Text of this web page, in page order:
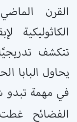
القرن
الكاثوليكية
تتكشف
يحاول البابا
في مهمة تبدو
الفضائح